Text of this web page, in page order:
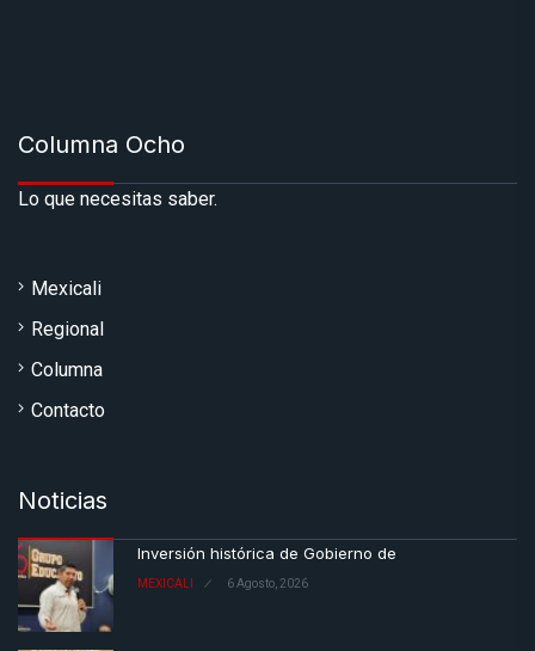
Columna Ocho
Lo que necesitas saber.
Mexicali
Regional
Columna
Contacto
Noticias
Inversión histórica de Gobierno de
MEXICALI 6 Agosto, 2026